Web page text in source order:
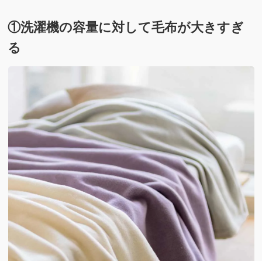
①洗濯機の容量に対して毛布が大きすぎ
る